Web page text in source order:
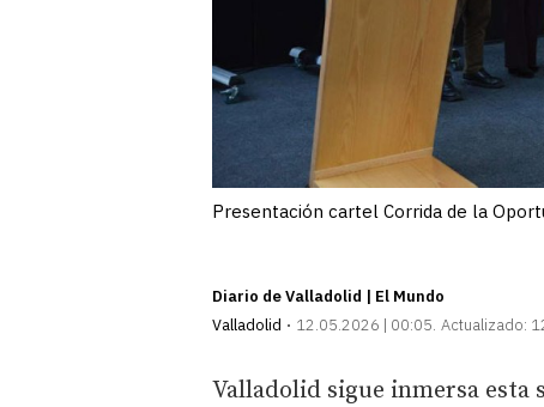
Presentación cartel Corrida de la
Diario de Valladolid | El Mundo
Valladolid
12.05.2026 | 00:05 Actualizado:
Valladolid sigue inmersa esta